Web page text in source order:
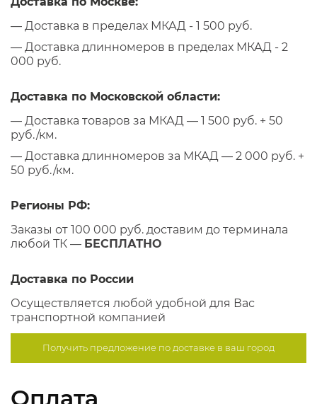
— Доставка в пределах МКАД - 1 500 руб.
— Доставка длинномеров в пределах МКАД - 2
000 руб.
Доставка по Московской области:
— Доставка товаров за МКАД — 1 500 руб. + 50
руб./км.
— Доставка длинномеров за МКАД — 2 000 руб. +
50 руб./км.
Регионы РФ:
Заказы от 100 000 руб. доставим до терминала
любой ТК — БЕСПЛАТНО
Доставка по России
Осуществляется любой удобной для Вас
транспортной компанией
Получить предложение подоставке в ваш город
Оплата